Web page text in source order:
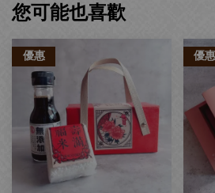
您可能也喜歡
優惠 優惠